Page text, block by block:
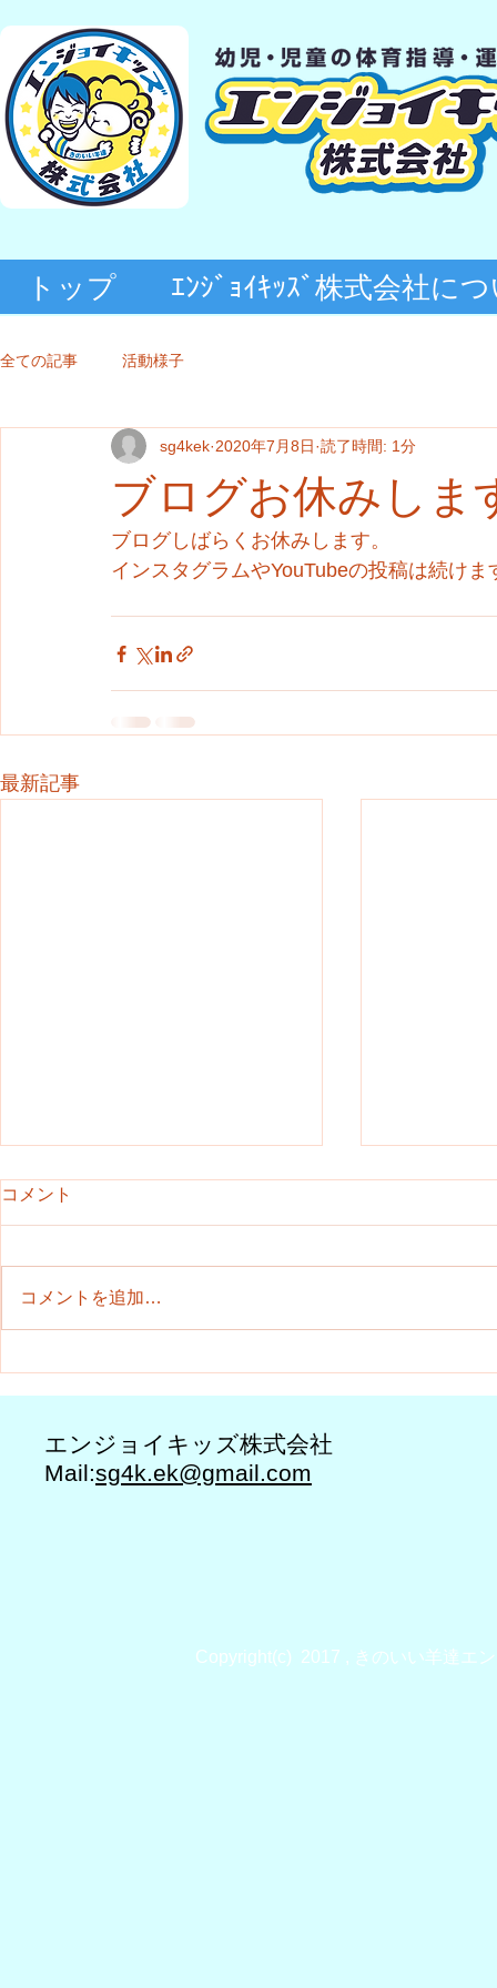
トップ ｴﾝｼﾞｮｲｷｯｽﾞ株式会社に
全ての記事 活動様子
ブログお休みしま
sg4kek 2020年7月8日 読了時間: 1分
ブログしばらくお休みします。
インスタグラムやYouTubeの投稿は続け
最新記事
2020年あけましておめでとう
ございます
2019エンジ
スマス会
コメント
コメントを追加…
エンジョイキッズ株式会社
Mail:sg4k.ek@gmail.com
Copyright(c) 2017 , きのいい羊達エ